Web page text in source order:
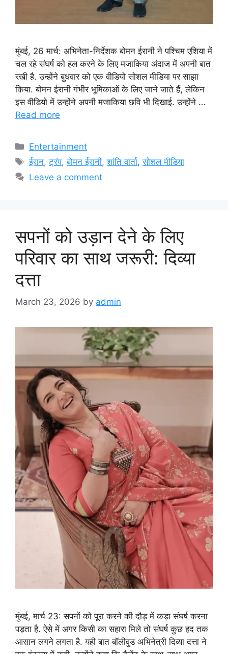
मुंबई, 26 मार्च: अभिनेता-निर्देशक बोमन ईरानी ने पश्चिम एशिया में
चल रहे संघर्ष को हल करने के लिए मजाकिया अंदाज में अपनी बात
रखी है. उन्होंने बुधवार को एक वीडियो सोशल मीडिया पर साझा
किया. बोमन ईरानी गंभीर भूमिकाओं के लिए जाने जाते हैं, लेकिन
इस वीडियो में उन्होंने अपनी मजाकिया छवि भी दिखाई. उन्होंने …
Read more
Categories
Entertainment
Tags
ईरान,ट्रंप,बोमन ईरानी,शांति वार्ता,सोशल मीडिया
Leave a comment
सपनों को उड़ान देने के लिए
परिवार का साथ जरूरी: दिव्या
दत्ता
March 23, 2026 by admin
मुंबई, मार्च 23: सपनों को पूरा करने की दौड़ में कड़ा संघर्ष करना
पड़ता है. ऐसे में अगर किसी का सहारा मिले तो संघर्ष कुछ हद तक
आसान लगने लगता है. यही बात बॉलीवुड अभिनेत्री दिव्या दत्ता ने